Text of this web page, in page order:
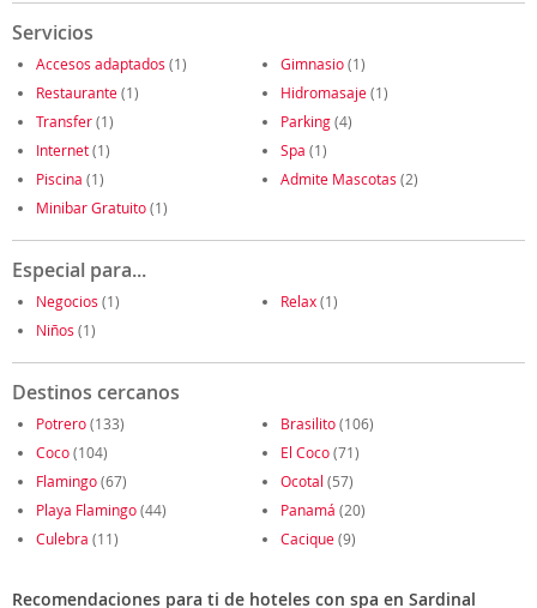
Servicios
Accesos adaptados (1) Gimnasio(1)
Restaurante(1) Hidromasaje(1)
Transfer(1) Parking(4)
Internet(1) Spa (1)
Piscina (1) Admite Mascotas (2)
Minibar Gratuito(1)
Especial para...
Negocios (1) Relax(1)
Niños (1)
Destinos cercanos
Potrero(133) Brasilito(106)
Coco(104) El Coco(71)
Flamingo(67) Ocotal (57)
Playa Flamingo(44) Panamá (20)
Culebra (11) Cacique(9)
Recomendaciones para ti de hoteles con spa en Sardinal